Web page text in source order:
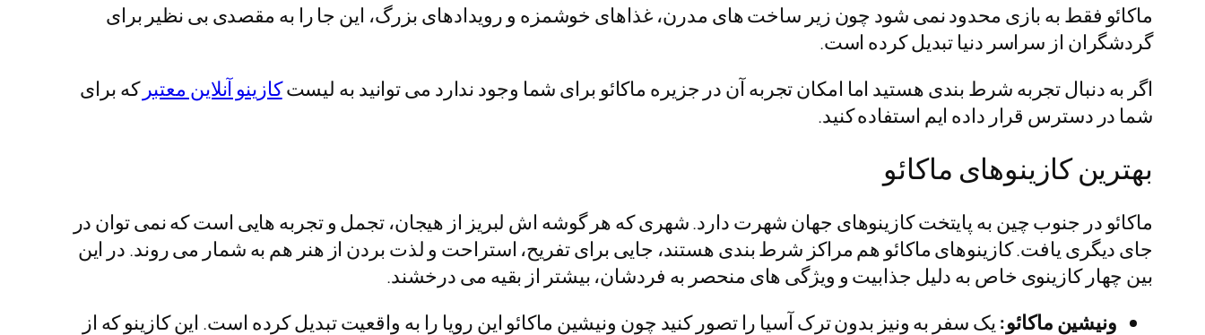
ماکائو فقط به بازی محدود نمی شود چون زیر ساخت های مدرن، غذاهای خوشمزه و رویدادهای بزرگ، این جا را به مقصدی بی نظیر برای
گردشگران از سراسر دنیا تبدیل کرده است.
اگر به دنبال تجربه شرط بندی هستید اما امکان تجربه آن در جزیره ماکائو برای شما وجود ندارد می توانید به لیستکازینو آنلاین معتبر که برای
شما در دسترس قرار داده ایم استفاده کنید.
بهترین کازینوهای ماکائو
ماکائو در جنوب چین به پایتخت کازینوهای جهان شهرت دارد. شهری که هر گوشه اش لبریز از هیجان، تجمل و تجربه هایی است که نمی توان در
جای دیگری یافت. کازینوهای ماکائو هم مراکز شرط بندی هستند، جایی برای تفریح، استراحت و لذت بردن از هنر هم به شمار می روند. در این
بین چهار کازینوی خاص به دلیل جذابیت و ویژگی های منحصر به فردشان، بیشتر از بقیه می درخشند.
ونیشین ماکائو: یک سفر به ونیز بدون ترک آسیا را تصور کنید چون ونیشین ماکائو این رویا را به واقعیت تبدیل کرده است. این کازینو که از